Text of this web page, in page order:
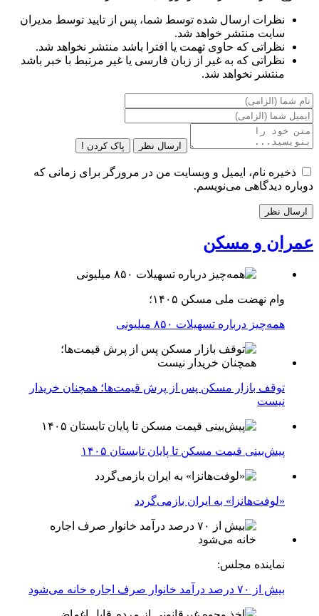
نظرات ارسال شده توسط شما، پس از تایید توسط مدیران
سایت منتشر خواهد شد.
نظراتی که حاوی تهمت یا افترا باشد منتشر نخواهد شد.
نظراتی که به غیر از زبان فارسی یا غیر مرتبط با خبر باشد
منتشر نخواهد شد.
ارسال نظر پاک کردن !
ذخیره نام، ایمیل و وبسایت من در مرورگر برای زمانی که
دوباره دیدگاهی می‌نویسم.
عمران و مسکن
وام نهضت ملی مسکن ۱۴۰۵؛
همه‌چیز درباره تسهیلات ۸۵۰ میلیونی
توقف بازار مسکن پس از پرش قیمت‌ها؛ همچنان خریدار
نیست
پیش‌بینی قیمت مسکن تا پایان تابستان ۱۴۰۵
«لوفت‌هانزا» به ایران بازمی‌گردد
نماینده مجلس:
بیش از ۷۰ درصد درآمد خانوار صرف اجاره خانه می‌شود